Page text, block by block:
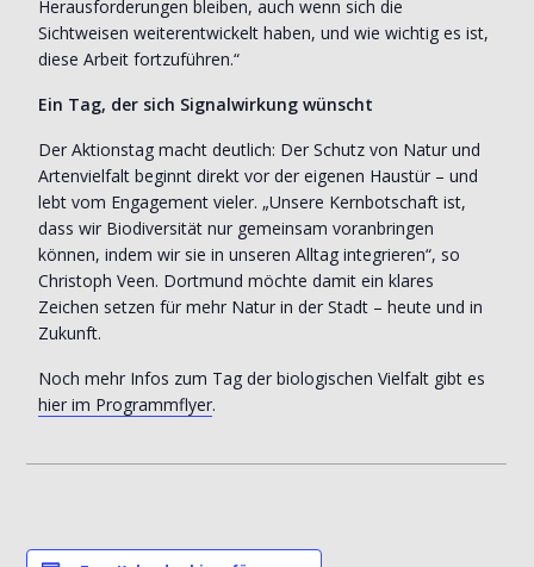
Herausforderungen bleiben, auch wenn sich die
Sichtweisen weiterentwickelt haben, und wie wichtig es ist,
diese Arbeit fortzuführen.“
Ein Tag, der sich Signalwirkung wünscht
Der Aktionstag macht deutlich: Der Schutz von Natur und
Artenvielfalt beginnt direkt vor der eigenen Haustür – und
lebt vom Engagement vieler. „Unsere Kernbotschaft ist,
dass wir Biodiversität nur gemeinsam voranbringen
können, indem wir sie in unseren Alltag integrieren“, so
Christoph Veen. Dortmund möchte damit ein klares
Zeichen setzen für mehr Natur in der Stadt – heute und in
Zukunft.
Noch mehr Infos zum Tag der biologischen Vielfalt gibt es
hier im Programmflyer.